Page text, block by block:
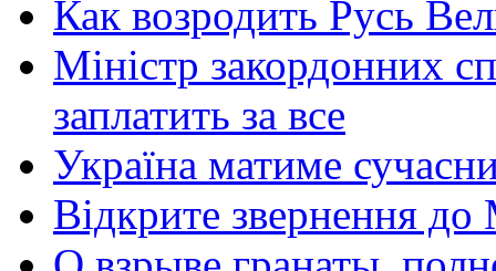
Как возродить Русь
Міністр закордонних
заплатить за все
Україна матиме
Відкрите звернення